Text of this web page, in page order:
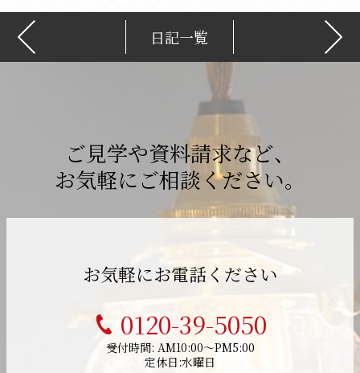
日記一覧
ご見学や資料請求など、
お気軽にご相談ください。
お気軽にお電話ください
0120-39-5050
受付時間: AM10:00～PM5:00
定休日:水曜日